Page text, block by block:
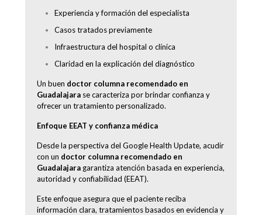
Experiencia y formación del especialista
Casos tratados previamente
Infraestructura del hospital o clínica
Claridad en la explicación del diagnóstico
Un buen doctor columna recomendado en
Guadalajara se caracteriza por brindar confianza y
ofrecer un tratamiento personalizado.
Enfoque EEAT y confianza médica
Desde la perspectiva del Google Health Update, acudir
con un doctor columna recomendado en
Guadalajara garantiza atención basada en experiencia,
autoridad y confiabilidad (EEAT).
Este enfoque asegura que el paciente reciba
información clara, tratamientos basados en evidencia y